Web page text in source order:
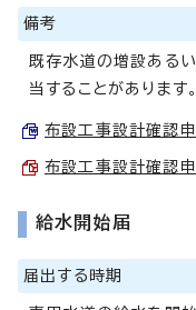
備考
既存水道の増設ある
当することがあります。
布設工事設計確認
布設工事設計確認
給水開始届
届出する時期